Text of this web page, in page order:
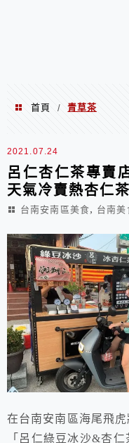
首頁 / 青草茶
青草茶
2021.07.24
呂仁杏仁茶專賣
天氣冷賣熱杏仁
台南安南區美食, 台南美
在台南安南區海尾飛
「呂仁綠豆冰沙&杏